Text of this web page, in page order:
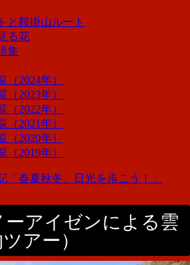
と鞍掛山ルート
る花
集
（2024年）
（2023年）
（2022年）
（2021年）
（2020年）
（2019年）
ーアイゼンによる雲
アー）